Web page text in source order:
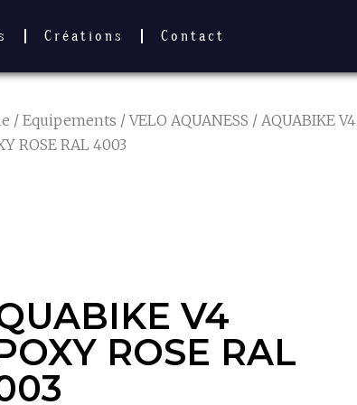
Créations Contact
/ Equipements /VELO AQUANESS / AQUABIKE V4
ROSE RAL 4003
V4
ROSE RAL